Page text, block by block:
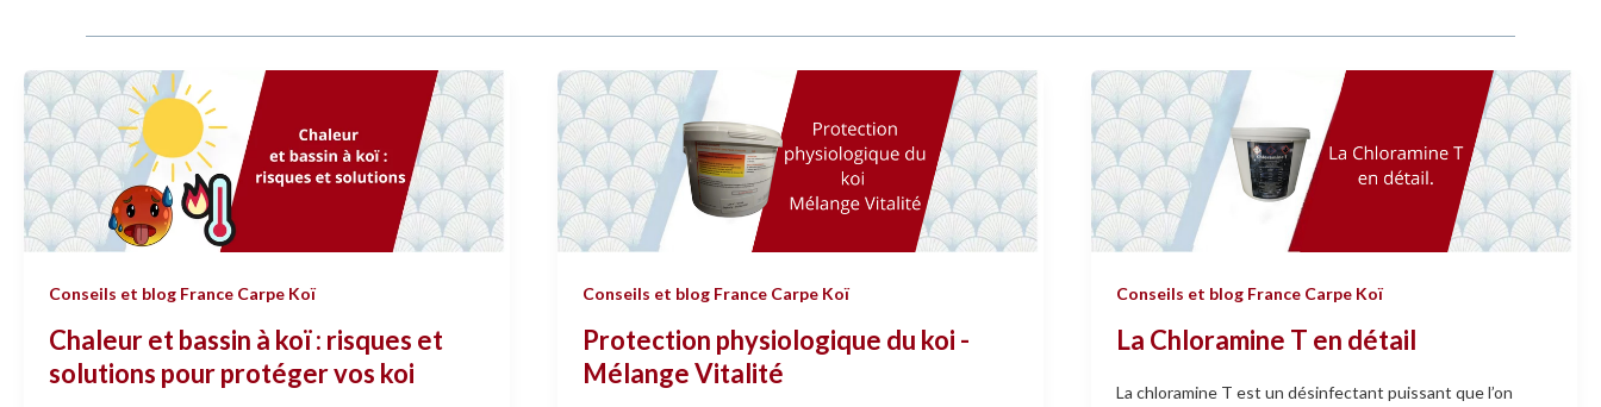
Conseils et blog France Carpe Koï
Chaleur et bassin à koï : risques et
solutions pour protéger vos koi
Chaleur
et
bassin
koï
:
risques
solutions
pour
Conseils et blog France Carpe Koï
Protection physiologique du koi -
Mélange Vitalité
Protection
physiologique
du
koi
-
Mélange
Vitalité
Conseils et blog France Carpe Koï
La Chloramine T en détail
La chloramine T est un désinfectant puissant que l’on
Chloramine
T
détail